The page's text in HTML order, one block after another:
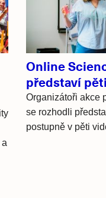
Online
představí
Organizátoři akce
se rozhodli
postupně v pěti